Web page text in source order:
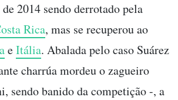
2014 sendo derrotado pela
Rica, mas se recuperou ao
eItália. Abalada pelo caso Suárez
charrúa mordeu o zagueiro
sendo banido da competição -, a